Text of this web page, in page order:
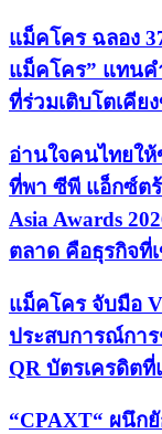
แม็คโคร ฉลอง
แม็คโคร” แทน
ที่ร่วมเติบโตเคีย
อ่านใจคนไทยใ
ที่พา ซีพี แอ็กซ์ตร้
Asia Awards
ตลาด คือธุรกิจที่
แม็คโคร จับมือ
ประสบการณ์กา
QR บัตรเครดิต
“CPAXT“ ผนึก